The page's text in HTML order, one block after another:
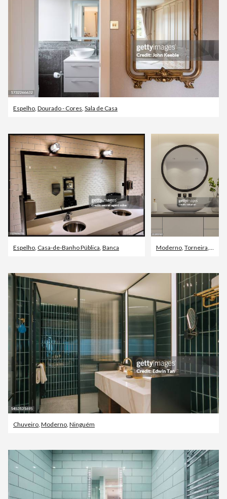
Espelho, Dourado - Cores, Sala de Casa
Espelho Casa-de-Banho Pública Banca Moderno, Torneira
Chuveiro, Moderno, Ninguém